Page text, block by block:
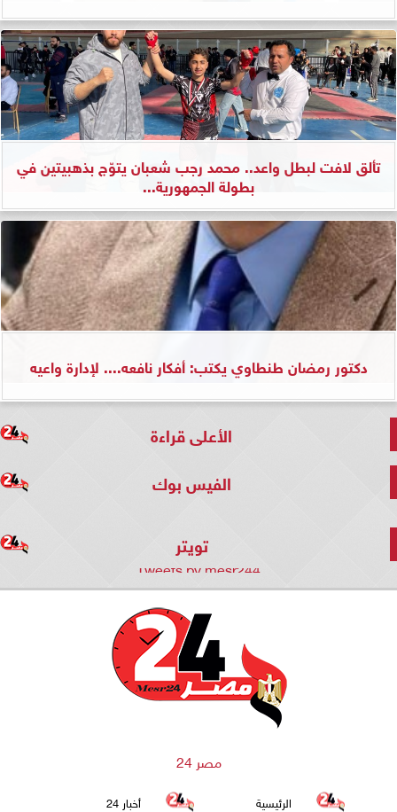
تألق لافت لبطل واعد.. محمد رجب شعبان يتوّج بذهبيتين في
بطولة الجمهورية...
دكتور رمضان طنطاوي يكتب: أفكار نافعه.... لإدارة واعيه
الأعلى قراءة
الفيس بوك
تويتر
Tweets by mesr244
مصر 24
الرئيسية أخبار 24